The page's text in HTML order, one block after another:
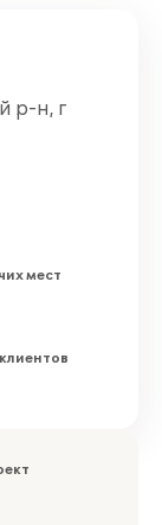
р-н, г
мест